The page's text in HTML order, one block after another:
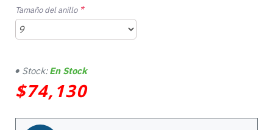
$74,130
Stock: En Stock
Tamaño del anillo